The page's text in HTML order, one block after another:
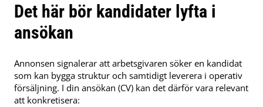
Det här bör kandidater lyfta i
ansökan
Annonsen signalerar att arbetsgivaren söker en kandidat
som kan bygga struktur och samtidigt leverera i operativ
försäljning. I din ansökan (CV) kan det därför vara relevant
att konkretisera: